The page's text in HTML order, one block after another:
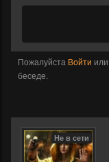
Пожалуйста Войти или
беседе.
Не в сети